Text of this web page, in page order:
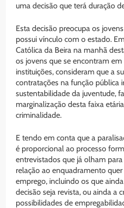
uma decisão que terá duração
Esta decisão preocupa os
possui vínculo com o estado.
Católica da Beira na manhã
os jovens que se encontram
instituições, consideram que a
contratações na função pública
sustentabilidade da juventude,
marginalização desta faixa
criminalidade.
E tendo em conta que a
é proporcional ao processo
entrevistados que já olham
relação ao enquadramento
emprego, incluindo os que
decisão seja revista, ou ainda a
possibilidades de